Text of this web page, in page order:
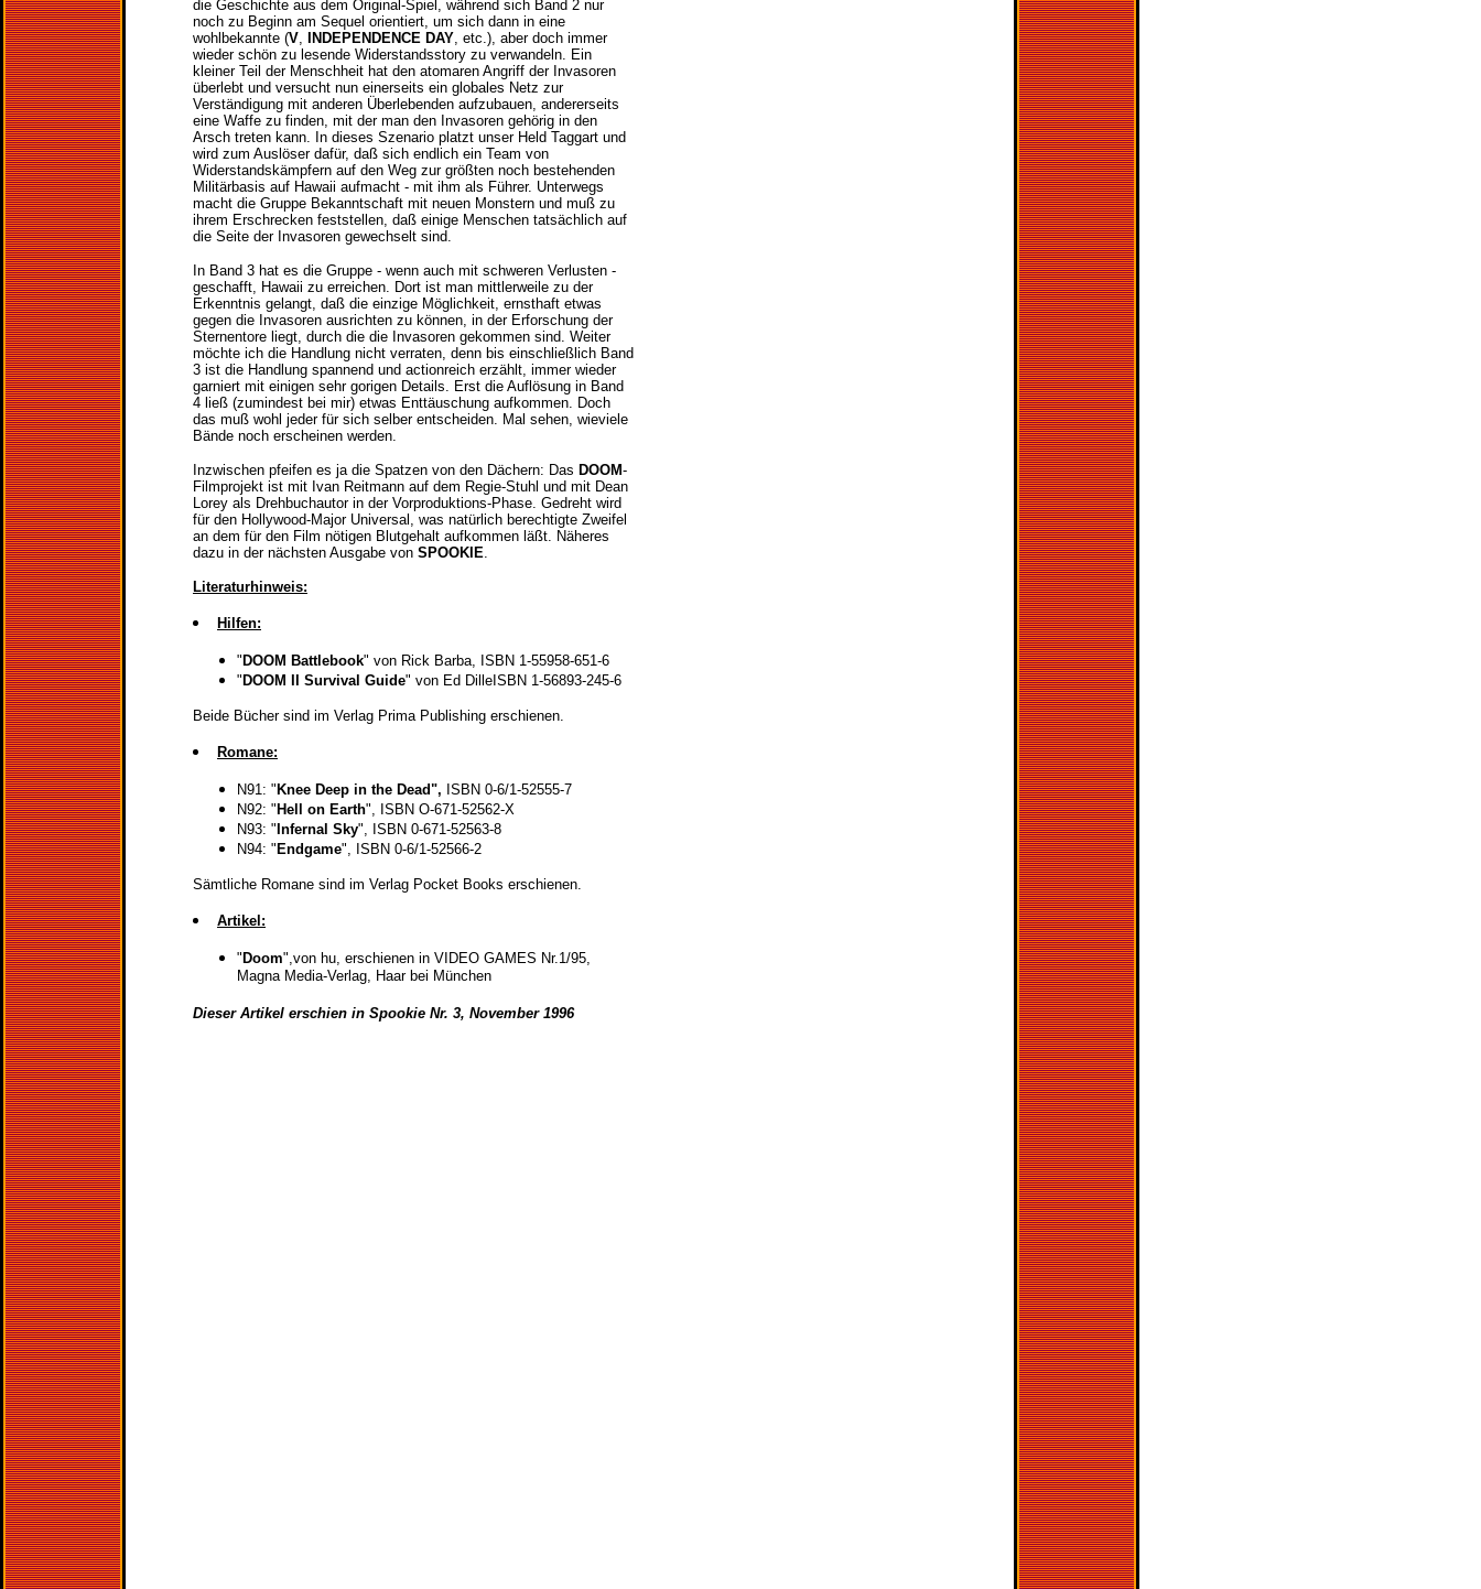
die Geschichte aus dem Original-Spiel, während sich Band 2 nur
noch zu Beginn am Sequel orientiert, um sich dann in eine
wohlbekannte (V, INDEPENDENCE DAY, etc.), aber doch immer
wieder schön zu lesende Widerstandsstory zu verwandeln. Ein
kleiner Teil der Menschheit hat den atomaren Angriff der Invasoren
überlebt und versucht nun einerseits ein globales Netz zur
Verständigung mit anderen Überlebenden aufzubauen, andererseits
eine Waffe zu finden, mit der man den Invasoren gehörig in den
Arsch treten kann. In dieses Szenario platzt unser Held Taggart und
wird zum Auslöser dafür, daß sich endlich ein Team von
Widerstandskämpfern auf den Weg zur größten noch bestehenden
Militärbasis auf Hawaii aufmacht - mit ihm als Führer. Unterwegs
macht die Gruppe Bekanntschaft mit neuen Monstern und muß zu
ihrem Erschrecken feststellen, daß einige Menschen tatsächlich auf
die Seite der Invasoren gewechselt sind.
In Band 3 hat es die Gruppe - wenn auch mit schweren Verlusten -
geschafft, Hawaii zu erreichen. Dort ist man mittlerweile zu der
Erkenntnis gelangt, daß die einzige Möglichkeit, ernsthaft etwas
gegen die Invasoren ausrichten zu können, in der Erforschung der
Sternentore liegt, durch die die Invasoren gekommen sind. Weiter
möchte ich die Handlung nicht verraten, denn bis einschließlich Band
3 ist die Handlung spannend und actionreich erzählt, immer wieder
garniert mit einigen sehr gorigen Details. Erst die Auflösung in Band
4 ließ (zumindest bei mir) etwas Enttäuschung aufkommen. Doch
das muß wohl jeder für sich selber entscheiden. Mal sehen, wieviele
Bände noch erscheinen werden.
Inzwischen pfeifen es ja die Spatzen von den Dächern: Das DOOM-
Filmprojekt ist mit Ivan Reitmann auf dem Regie-Stuhl und mit Dean
Lorey als Drehbuchautor in der Vorproduktions-Phase. Gedreht wird
für den Hollywood-Major Universal, was natürlich berechtigte Zweifel
an dem für den Film nötigen Blutgehalt aufkommen läßt. Näheres
dazu in der nächsten Ausgabe von SPOOKIE.
Literaturhinweis:
Hilfen:
" DOOM Battlebook" von Rick Barba, ISBN 1-55958-651-6
" DOOM II Survival Guide" von Ed DilleISBN 1-56893-245-6
Beide Bücher sind im Verlag Prima Publishing erschienen.
Romane:
N91: " Knee Deep in the Dead", ISBN 0-6/1-52555-7
N92: " Hell on Earth", ISBN O-671-52562-X
N93: " Infernal Sky", ISBN 0-671-52563-8
N94: " Endgame", ISBN 0-6/1-52566-2
Sämtliche Romane sind im Verlag Pocket Books erschienen.
Artikel:
" Doom",von hu, erschienen in VIDEO GAMES Nr.1/95,
Magna Media-Verlag, Haar bei München
Dieser Artikel erschien in Spookie Nr. 3, November 1996